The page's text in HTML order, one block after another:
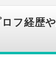
フ経歴